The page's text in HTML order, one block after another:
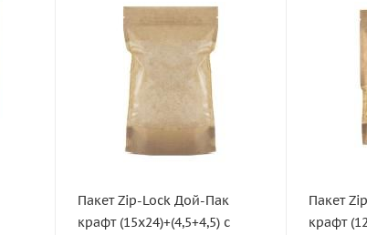
Пакет Zip-Lock Дой-Пак
крафт (15х24)+(4,5+4,5) с
Пакет
крафт